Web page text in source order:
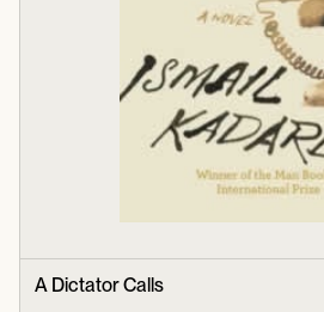
A Dictator Calls